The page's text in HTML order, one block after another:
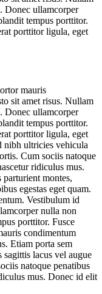
Donec ullamcorper
tempus porttitor.
porttitor ligula, eget
mauris
sit amet risus. Nullam
Donec ullamcorper
tempus porttitor.
porttitor ligula, eget
nibh ultricies vehicula
Cum sociis natoque
ridiculus mus.
parturient montes,
egestas eget quam.
Vestibulum id
nulla non
porttitor. Fusce
condimentum
Etiam porta sem
lacus vel augue
natoque penatibus
mus. Donec id elit